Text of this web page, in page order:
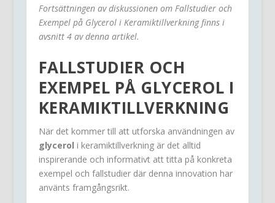
Fortsättningen av diskussionen om Fallstudier och
Exempel på Glycerol i Keramiktillverkning finns i
avsnitt 4 av denna artikel.
FALLSTUDIER OCH
EXEMPEL PÅ GLYCEROL I
KERAMIKTILLVERKNING
När det kommer till att utforska användningen av
glycerol i keramiktillverkning är det alltid
inspirerande och informativt att titta på konkreta
exempel och fallstudier där denna innovation har
använts framgångsrikt.